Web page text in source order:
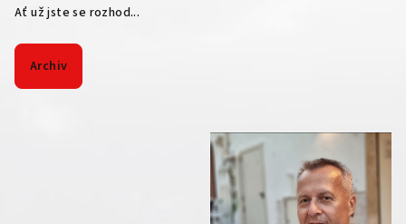
Ať už jste se rozhod...
Archiv